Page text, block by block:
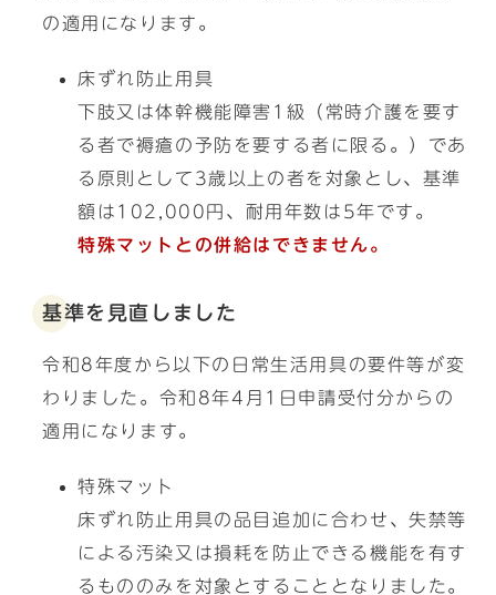
の適用になります。
床ずれ防止用具
下肢又は体幹機能障害1級（常時介護を要す
る者で褥瘡の予防を要する者に限る。）であ
る原則として3歳以上の者を対象とし、基準
額は102,000円、耐用年数は5年です。
特殊マットとの併給はできません。
基準を見直しました
令和8年度から以下の日常生活用具の要件等が変
わりました。令和8年4月1日申請受付分からの
適用になります。
特殊マット
床ずれ防止用具の品目追加に合わせ、失禁等
による汚染又は損耗を防止できる機能を有す
るもののみを対象とすることとなりました。